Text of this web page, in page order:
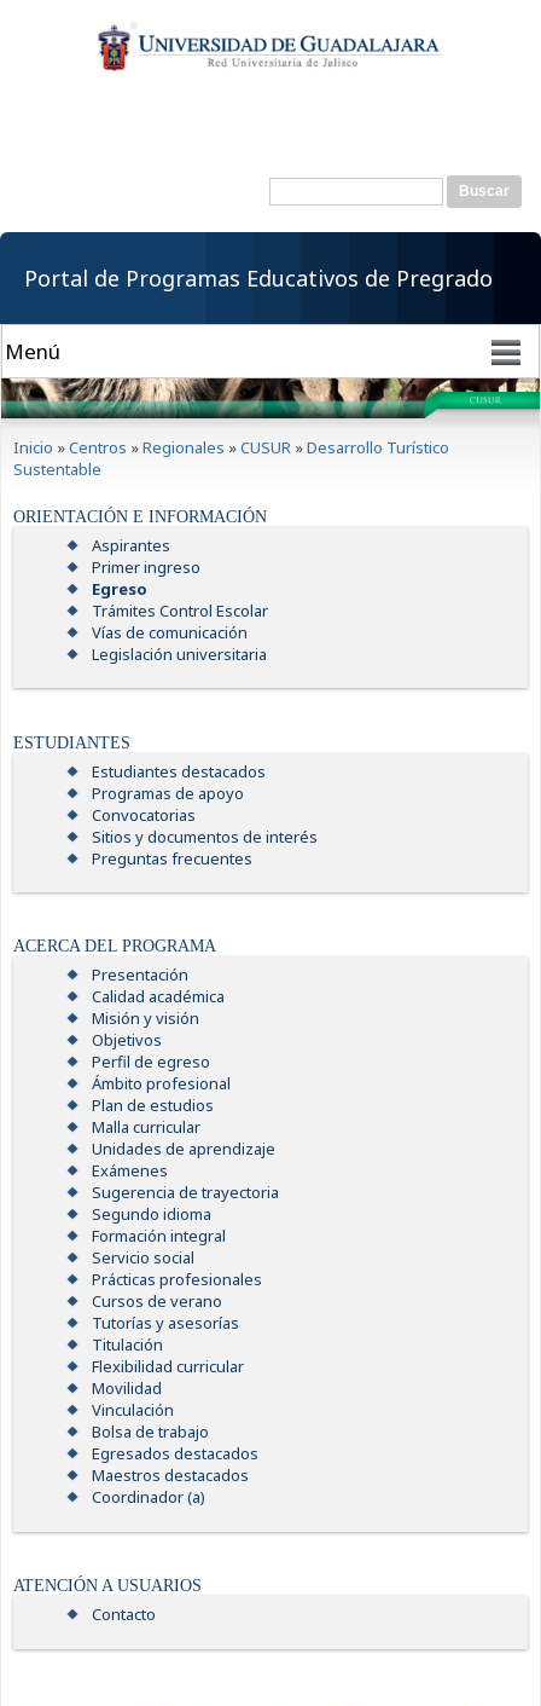
contenido
principal
Formulario de
Buscar
Portal de Programas Educativos de Pregrado
Inicio »Centros »Regionales »CUSUR »Desarrollo Turístico
Sustentable
ORIENTACIÓN E INFORMACIÓN
Aspirantes
Primer ingreso
Egreso
Trámites Control Escolar
Vías de comunicación
Legislación universitaria
ESTUDIANTES
Estudiantes destacados
Programas de apoyo
Convocatorias
Sitios y documentos de interés
Preguntas frecuentes
ACERCA DEL PROGRAMA
Presentación
Calidad académica
Misión y visión
Objetivos
Perfil de egreso
Ámbito profesional
Plan de estudios
Malla curricular
Unidades de aprendizaje
Exámenes
Sugerencia de trayectoria
Segundo idioma
Formación integral
Servicio social
Prácticas profesionales
Cursos de verano
Tutorías y asesorías
Titulación
Flexibilidad curricular
Movilidad
Vinculación
Bolsa de trabajo
Egresados destacados
Maestros destacados
Coordinador (a)
ATENCIÓN A USUARIOS
Contacto